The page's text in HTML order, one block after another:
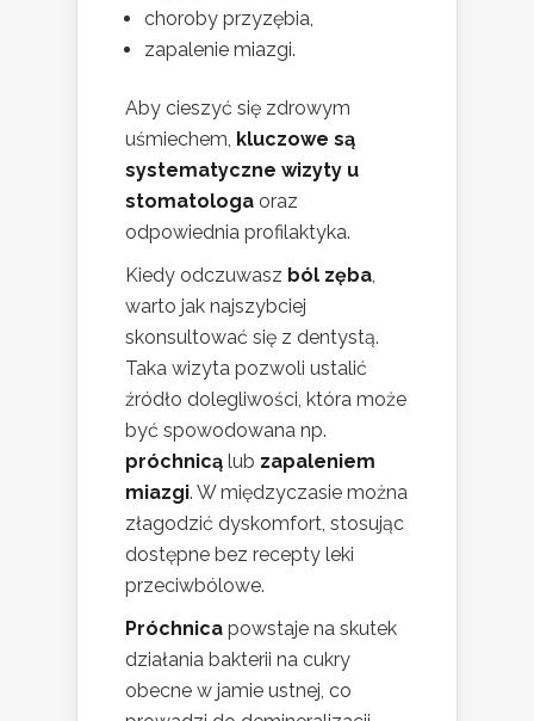
choroby przyzębia,
zapalenie miazgi.
Aby cieszyć się zdrowym
uśmiechem, kluczowe są
systematyczne wizyty u
stomatologa oraz
odpowiednia profilaktyka.
Kiedy odczuwasz ból zęba
warto jak najszybciej
skonsultować się z dentystą.
Taka wizyta pozwoli ustalić
źródło dolegliwości, która może
być spowodowana np.
próchnicą lub zapaleniem
miazgi. W międzyczasie można
złagodzić dyskomfort, stosując
dostępne bez recepty leki
przeciwbólowe.
Próchnica powstaje na skutek
działania bakterii na cukry
obecne w jamie ustnej, co